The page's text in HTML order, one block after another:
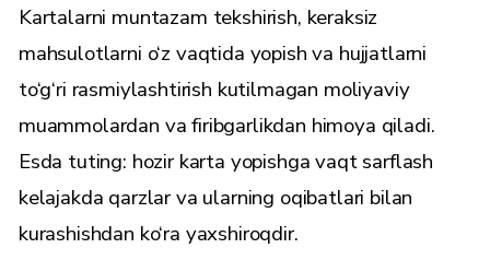
Kartalarni muntazam tekshirish, keraksiz
mahsulotlarni o‘z vaqtida yopish va hujjatlarni
to‘g‘ri rasmiylashtirish kutilmagan moliyaviy
muammolardan va firibgarlikdan himoya qiladi.
Esda tuting: hozir karta yopishga vaqt sarflash
kelajakda qarzlar va ularning oqibatlari bilan
kurashishdan ko‘ra yaxshiroqdir.